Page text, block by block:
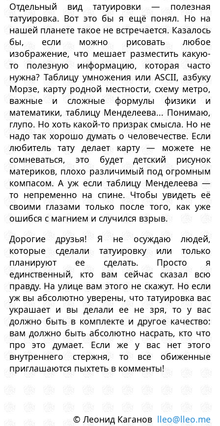
Отдельный вид татуировки — полезная
татуировка. Вот это бы я ещё понял. Но на
нашей планете такое не встречается. Казалось
бы, если можно рисовать любое
изображение, что мешает разместить какую-
то полезную информацию, которая часто
нужна? Таблицу умножения или ASCII, азбуку
Морзе, карту родной местности, схему метро,
важные и сложные формулы физики и
математики, таблицу Менделеева... Понимаю,
глупо. Но хоть какой-то призрак смысла. Но не
надо так хорошо думать о человечестве. Если
любитель тату делает карту — можете не
сомневаться, это будет детский рисунок
материков, плохо различимый под огромным
компасом. А уж если таблицу Менделеева —
то непременно на спине. Чтобы увидеть её
своими глазами только после того, как уже
ошибся с магнием и случился взрыв.
Дорогие друзья! Я не осуждаю людей,
которые сделали татуировку или только
планируют ее сделать. Просто я
единственный, кто вам сейчас сказал всю
правду. На улице вам этого не скажут. Но если
уж вы абсолютно уверены, что татуировка вас
украшает и вы делали ее не зря, то у вас
должно быть в комплекте и другое качество:
вам должно быть абсолютно насрать, кто что
про это думает. Если же у вас нет этого
внутреннего стержня, то все обиженные
приглашаются пыхтеть в комменты!
© Леонид Каганов lleo@lleo.me